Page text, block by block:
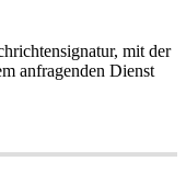
mit der
anfragenden Dienst